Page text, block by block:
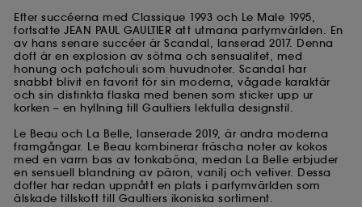
Efter succéerna med Classique 1993 och Le Male 1995,
fortsatte JEAN PAUL GAULTIER att utmana parfymvärlden. En
av hans senare succéer är Scandal, lanserad 2017. Denna
doft är en explosion av sötma och sensualitet, med
honung och patchouli som huvudnoter. Scandal har
snabbt blivit en favorit för sin moderna, vågade karaktär
och sin distinkta flaska med benen som sticker upp ur
korken – en hyllning till Gaultiers lekfulla designstil.
Le Beau och La Belle, lanserade 2019, är andra moderna
framgångar. Le Beau kombinerar fräscha noter av kokos
med en varm bas av tonkaböna, medan La Belle erbjuder
en sensuell blandning av päron, vanilj och vetiver. Dessa
dofter har redan uppnått en plats i parfymvärlden som
älskade tillskott till Gaultiers ikoniska sortiment.